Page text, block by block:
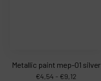
Metallic paint mep-01 silver
€4,54 - €9,12